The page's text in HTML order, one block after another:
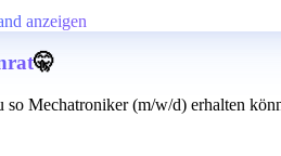
anzeigen
🤫
so Mechatroniker (m/w/d) erhalten